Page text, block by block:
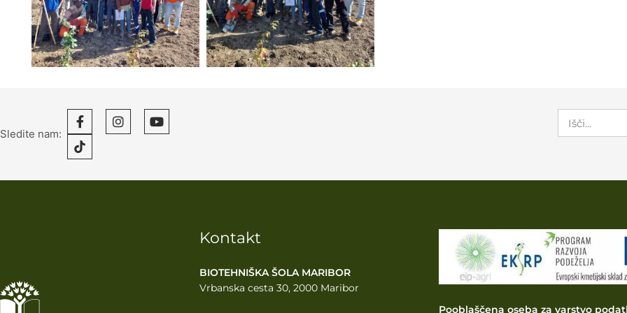
Sledite nam:
Kontakt
BIOTEHNIŠKA ŠOLA MARIBOR
Vrbanska cesta 30, 2000 Maribor
Pooblaščena oseba za varstvo